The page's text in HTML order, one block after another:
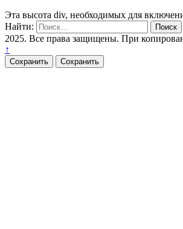
Эта высота div, необходимых для
Найти:
2025. Все права защищены. При
↑